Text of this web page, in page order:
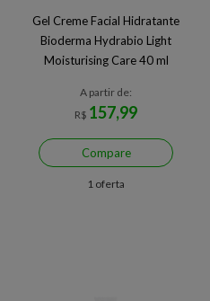
Gel Creme Facial Hidratante
Bioderma Hydrabio Light
Moisturising Care 40 ml
A partir de:
R$ 157,99
Compare
1 oferta